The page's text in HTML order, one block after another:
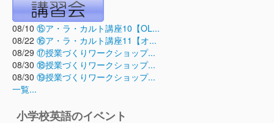
08/10 ⑮ア・ラ・カルト講座10【OL...
08/22 ⑯ア・ラ・カルト講座11【オ...
08/29 ⑰授業づくりワークショップ...
08/30 ⑱授業づくりワークショップ...
08/30 ⑲授業づくりワークショップ...
一覧...
小学校英語のイベント